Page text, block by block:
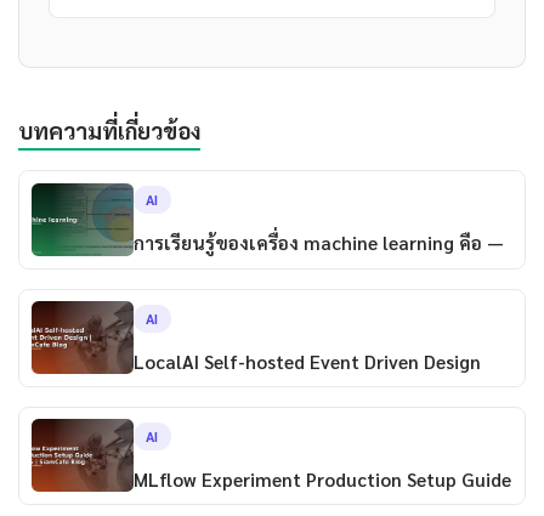
บทความที่เกี่ยวข้อง
AI
การเรียนรู้ของเครื่อง machine learning คือ —
AI
LocalAI Self-hosted Event Driven Design
AI
MLflow Experiment Production Setup Guide